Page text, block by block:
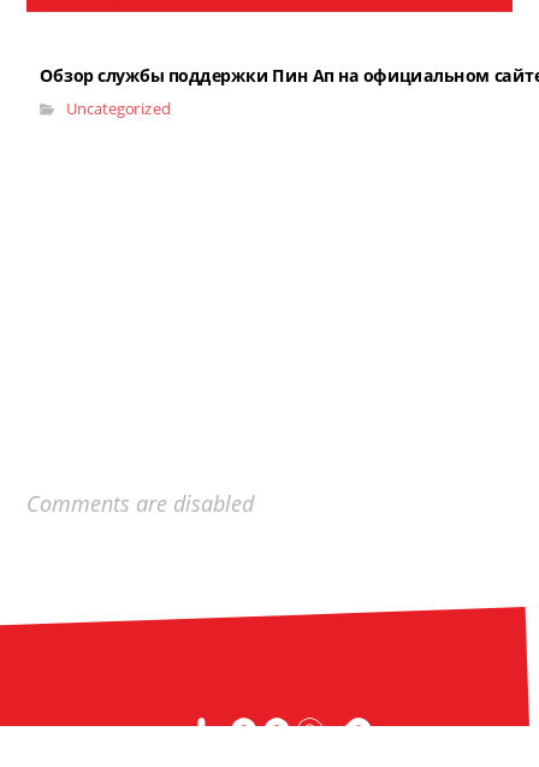
Обзор службы поддержки Пин Ап на официальном
Uncategorized
Comments are disabled